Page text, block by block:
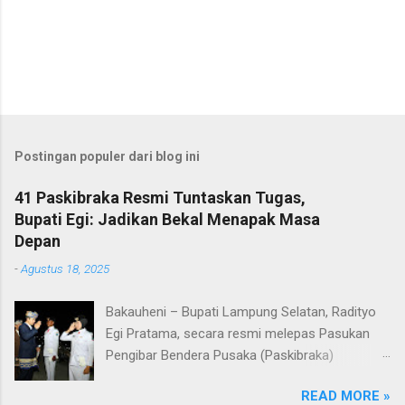
Postingan populer dari blog ini
41 Paskibraka Resmi Tuntaskan Tugas,
Bupati Egi: Jadikan Bekal Menapak Masa
Depan
-Agustus 18, 2025
Bakauheni – Bupati Lampung Selatan, Radityo
Egi Pratama, secara resmi melepas Pasukan
Pengibar Bendera Pusaka (Paskibraka)
Pelepasan dilakukan usai upacara penurunan
READ MORE »